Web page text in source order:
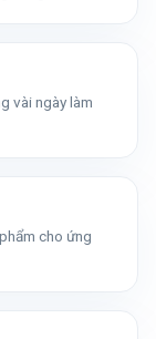
vài ngày làm
cho ứng